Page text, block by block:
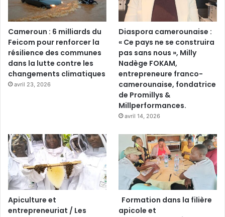
Cameroun : 6 milliards du
Feicom pour renforcer la
résilience des communes
dans la lutte contre les
changements climatiques
avril 23, 2026
Diaspora camerounaise :
« Ce pays ne se construira
pas sans nous », Milly
Nadège FOKAM,
entrepreneure franco-
camerounaise, fondatrice
de Promillys &
Millperformances.
avril 14, 2026
Apiculture et
entrepreneuriat / Les
Formation dans la filière
apicole et